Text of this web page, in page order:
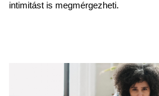
intimitást is megmérgezheti.